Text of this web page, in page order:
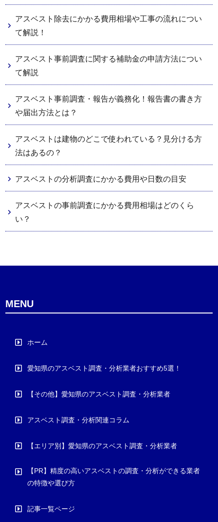
アスベスト除去にかかる費用相場や工事の流れについ
て解説！
アスベスト事前調査に関する補助金の申請方法につい
て解説
アスベスト事前調査・報告が義務化！報告書の書き方
や届出方法とは？
アスベストは建物のどこで使われている？見分ける方
法はあるの？
アスベストの分析調査にかかる費用や日数の目安
アスベストの事前調査にかかる費用相場はどのくら
い？
MENU
ホーム
愛知県のアスベスト調査・分析業者おすすめ5選！
【その他】愛知県のアスベスト調査・分析業者
アスベスト調査・分析関連コラム
【エリア別】愛知県のアスベスト調査・分析業者
【PR】精度の高いアスベストの調査・分析ができる業者
の特徴や選び方
記事一覧ページ